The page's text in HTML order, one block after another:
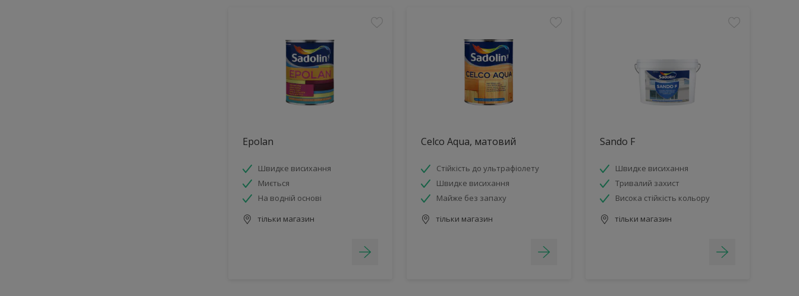
Epolan
Швидке висихання
Миється
На водній основі
тільки магазин
Celco Aqua, матовий
Стійкість до ультрафіолету
Швидке висихання
Майже без запаху
тільки магазин
Sando F
Швидке висихання
Тривалий захист
Висока стійкість кольору
тільки магазин